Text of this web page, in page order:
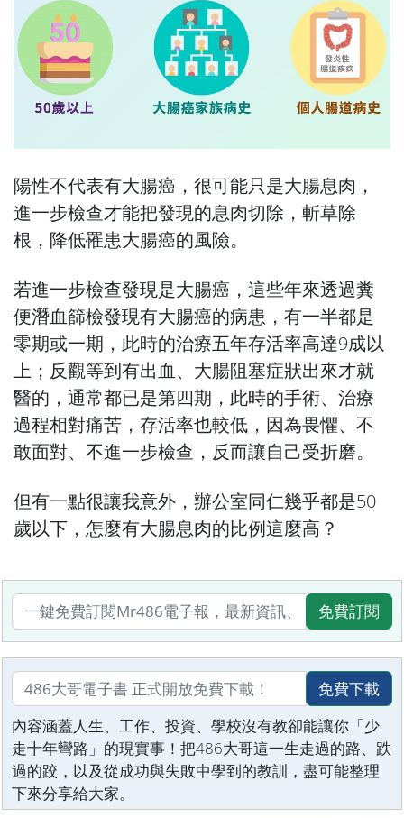
陽性不代表有大腸癌，很可能只是大腸息肉，
進一步檢查才能把發現的息肉切除，斬草除
根，降低罹患大腸癌的風險。
若進一步檢查發現是大腸癌，這些年來透過糞
便潛血篩檢發現有大腸癌的病患，有一半都是
零期或一期，此時的治療五年存活率高達9成以
上；反觀等到有出血、大腸阻塞症狀出來才就
醫的，通常都已是第四期，此時的手術、治療
過程相對痛苦，存活率也較低，因為畏懼、不
敢面對、不進一步檢查，反而讓自己受折磨。
但有一點很讓我意外，辦公室同仁幾乎都是50
歲以下，怎麼有大腸息肉的比例這麼高？
免費訂閱
免費下載
內容涵蓋人生、工作、投資、學校沒有教卻能讓你「少
走十年彎路」的現實事！把486大哥這一生走過的路、跌
過的跤，以及從成功與失敗中學到的教訓，盡可能整理
下來分享給大家。